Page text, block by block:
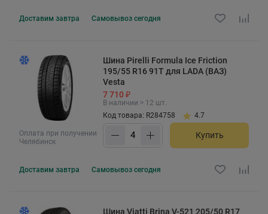
Доставим завтра Самовывоз сегодня
Оплата при получении
Челябинск
Шина Pirelli Formula Ice Friction
195/55 R16 91T для LADA (ВАЗ)
Vesta
7 710 ₽
В наличии > 12 шт.
Код товара: R284758
4.7
Купить
Доставим завтра Самовывоз сегодня
Шина Viatti Brina V-521 205/50 R17